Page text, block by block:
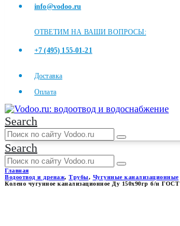
info@vodoo.ru
ОТВЕТИМ НА ВАШИ ВОПРОСЫ:
+7 (495) 155-01-21
Доставка
Оплата
Search
Search
Главная
Водоотвод и дренаж, Трубы, Чугунные канализационные
Колено чугунное канализационное Ду 150х90гр б/н ГОСТ